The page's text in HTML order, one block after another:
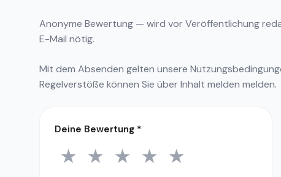
Anonyme Bewertung — wird vor Veröffentlichung
E-Mail nötig.
Mit dem Absenden gelten unsere
Regelverstöße können Sie überInhalt melden melden.
Deine Bewertung *
1 Stern
★ 2 Sterne
★ 3 Sterne
★ 4 Sterne
★ 5 Sterne
★